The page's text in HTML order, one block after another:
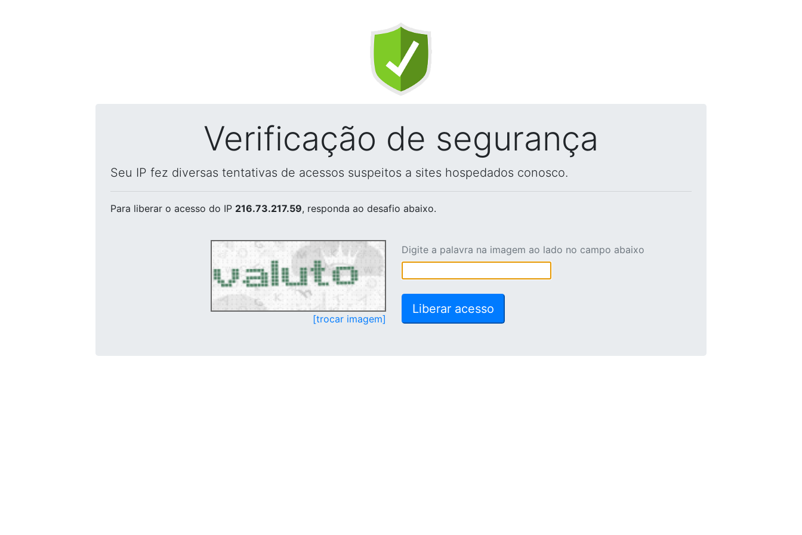
Verificação de segurança
Seu IP fez diversas tentativas de acessos suspeitos a sites hospedados conosco.
Para liberar o acesso do IP 216.73.217.59, responda ao desafio abaixo.
[trocar imagem]
Digite a palavra na imagem ao lado no campo abaixo